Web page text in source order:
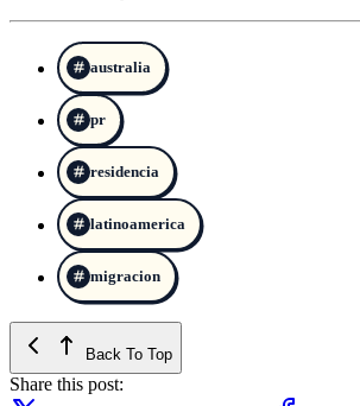
australia
pr
residencia
latinoamerica
migracion
Back To Top
Share this post: